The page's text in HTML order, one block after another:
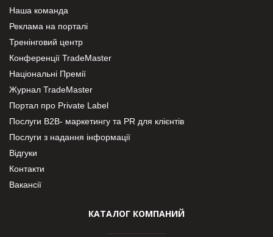
Наша команда
Реклама на порталі
Тренінговий центр
Конференції TradeMaster
Національні Премії
Журнал TradeMaster
Портал про Private Label
Послуги В2В- маркетингу та PR для клієнтів
Послуги з надання інформації
Відгуки
Контакти
Вакансії
КАТАЛОГ КОМПАНИЙ